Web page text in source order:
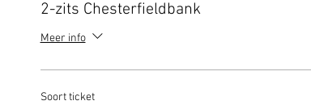
2-zits Chesterfieldbank
Meer info
Soort ticket